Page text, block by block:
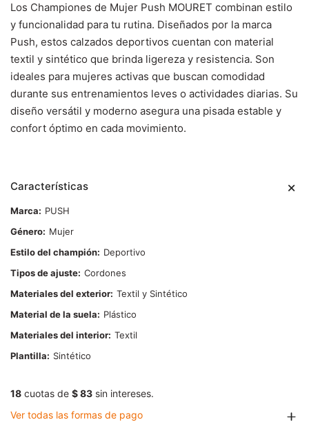
Los Championes de Mujer Push MOURET combinan estilo
y funcionalidad para tu rutina. Diseñados por la marca
Push, estos calzados deportivos cuentan con material
textil y sintético que brinda ligereza y resistencia. Son
ideales para mujeres activas que buscan comodidad
durante sus entrenamientos leves o actividades diarias. Su
diseño versátil y moderno asegura una pisada estable y
confort óptimo en cada movimiento.
Características
Marca
PUSH
Género
Mujer
Estilo del champión
Deportivo
Tipos de ajuste Cordones
Materiales del exterior Textil y Sintético
Material de la suela
Plástico
Materiales del interior Textil
Plantilla
Sintético
18 cuotas de $ 83 sin intereses.
Ver todas las formas de pago